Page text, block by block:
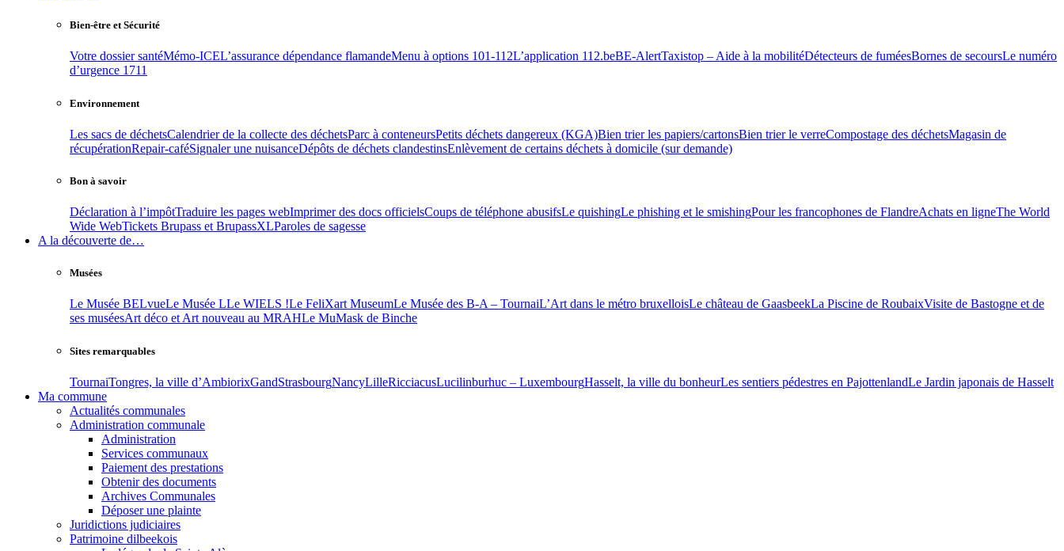
Bien-être et Sécurité
Votre dossier santéMémo-ICEL’assurance dépendance flamandeMenu à options 101-112L’application 112.beBE-AlertTaxistop – Aide à la mobilitéDétecteurs de fuméesBornes de secoursLe numéro
d’urgence 1711
Environnement
Les sacs de déchetsCalendrier de la collecte des déchetsParc à conteneursPetits déchets dangereux (KGA)Bien trier les papiers/cartonsBien trier le verreCompostage des déchetsMagasin de
récupérationRepair-caféSignaler une nuisanceDépôts de déchets clandestinsEnlèvement de certains déchets à domicile (sur demande)
Bon à savoir
Déclaration à l’impôtTraduire les pages webImprimer des docs officielsCoups de téléphone abusifsLe quishingLe phishing et le smishingPour les francophones de FlandreAchats en ligneThe World
Wide WebTickets Brupass et BrupassXLParoles de sagesse
A la découverte de…
Musées
Le Musée BELvueLe Musée LLe WIELS !Le FeliXart MuseumLe Musée des B-A – TournaiL’Art dans le métro bruxelloisLe château de GaasbeekLa Piscine de RoubaixVisite de Bastogne et de
ses muséesArt déco et Art nouveau au MRAHLe MuMask de Binche
Sites remarquables
TournaiTongres, la ville d’AmbiorixGandStrasbourgNancyLilleRicciacusLucilinburhuc – LuxembourgHasselt, la ville du bonheurLes sentiers pédestres en PajottenlandLe Jardin japonais de Hasselt
Ma commune
Actualités communales
Administration communale
Administration
Services communaux
Paiement des prestations
Obtenir des documents
Archives Communales
Déposer une plainte
Juridictions judiciaires
Patrimoine dilbeekois